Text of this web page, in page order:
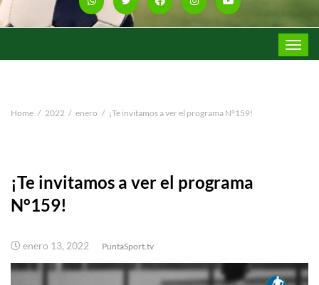
Toggle
Home 2022 enero ¡Te invitamos a ver el programa N°159!
¡Te invitamos a ver el programa
N°159!
enero 13, 2022 PuntaSport.tv